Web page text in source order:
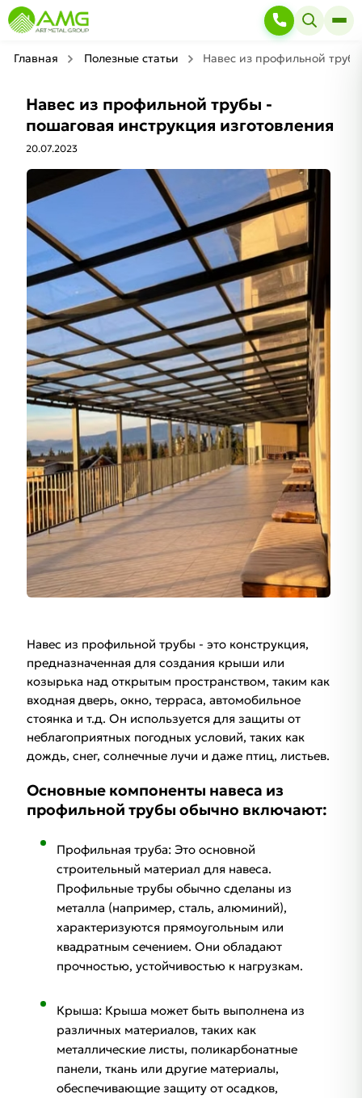
Главная Полезные статьи Навес из профильной
Навес из профильной трубы -
пошаговая инструкция изготовления
20.07.2023
Навес из профильной трубы - это конструкция,
предназначенная для создания крыши или
козырька над открытым пространством, таким как
входная дверь, окно, терраса, автомобильное
стоянка и т.д. Он используется для защиты от
неблагоприятных погодных условий, таких как
дождь, снег, солнечные лучи и даже птиц, листьев.
Основные компоненты навеса из
профильной трубы обычно включают:
Профильная труба: Это основной
строительный материал для навеса.
Профильные трубы обычно сделаны из
металла (например, сталь, алюминий),
характеризуются прямоугольным или
квадратным сечением. Они обладают
прочностью, устойчивостью к нагрузкам.
Крыша: Крыша может быть выполнена из
различных материалов, таких как
металлические листы, поликарбонатные
панели, ткань или другие материалы,
обеспечивающие защиту от осадков,